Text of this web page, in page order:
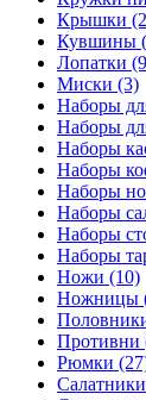
Крышки
Кувшины
Лопатки
Миски (3)
Наборы
Наборы
Наборы
Наборы
Наборы
Наборы
Наборы
Наборы
Ножи (10)
Ножницы
Противни
Рюмки